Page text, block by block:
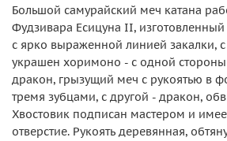
Большой самурайский меч катана
Фудзивара Есицуна II, изготовленный
с ярко выраженной линией закалки,
украшен хоримоно - с одной
дракон, грызущий меч с рукоятью в
тремя зубцами, с другой - дракон,
Хвостовик подписан мастером и
отверстие. Рукоять деревянная,